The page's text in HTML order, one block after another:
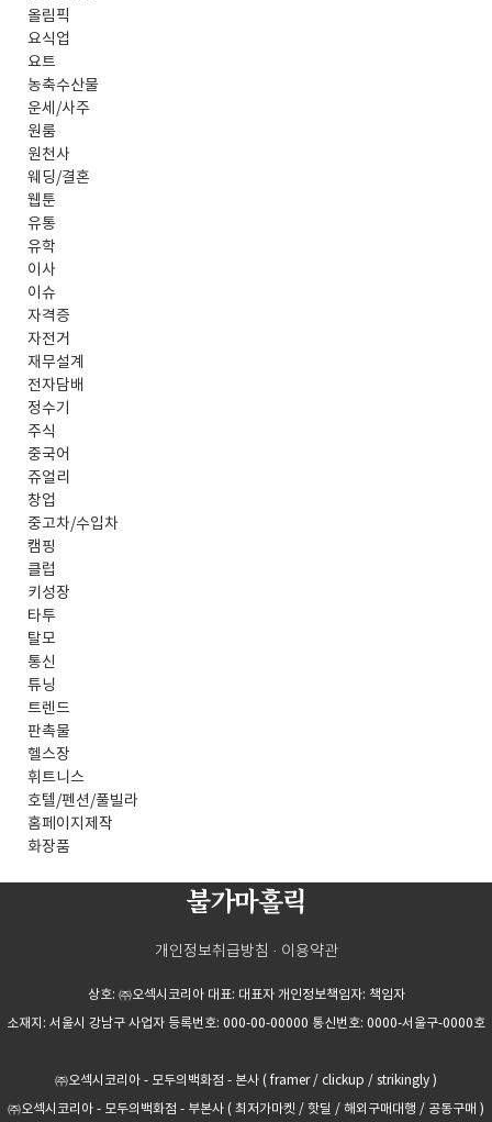
올림픽
요식업
요트
농축수산물
운세/사주
원룸
원천사
웨딩/결혼
웹툰
유통
유학
이사
이슈
자격증
자전거
재무설계
전자담배
정수기
주식
중국어
쥬얼리
창업
중고차/수입차
캠핑
클럽
키성장
타투
탈모
통신
튜닝
트렌드
판촉물
헬스장
휘트니스
호텔/펜션/풀빌라
홈페이지제작
화장품
불가마홀릭
개인정보취급방침 · 이용약관
상호: ㈜오섹시코리아 대표: 대표자 개인정보책임자: 책임자
소재지: 서울시 강남구 사업자 등록번호: 000-00-00000 통신번호: 0000-서울구-0000호
㈜오섹시코리아 - 모두의백화점 - 본사 ( framer/ clickup / strikingly )
㈜오섹시코리아 - 모두의백화점 - 부본사 ( 최저가마켓 / 핫딜 / 해외구매대행 / 공동구매 )